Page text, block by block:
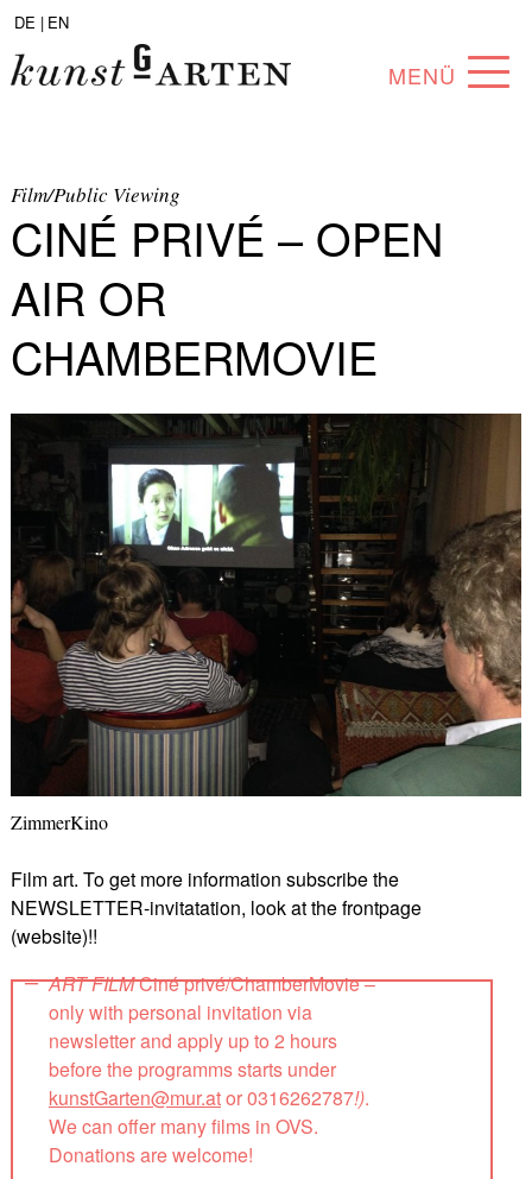
DE | EN
MENÜ
COLLECTION
PARTNERS
ANGEBOTE
Film/Public Viewing
CINÉ PRIVÉ – OPEN
AIR OR
CHAMBERMOVIE
ZimmerKino
Film art. To get more information subscribe the
NEWSLETTER-invitatation, look at the frontpage
(website)!!
ART FILMCiné privé/ChamberMovie –
only with personal invitation via
newsletter and apply up to 2 hours
before the programms starts under
kunstGarten@mur.ator 0316262787!).
We can offer many films in OVS.
Donations are welcome!